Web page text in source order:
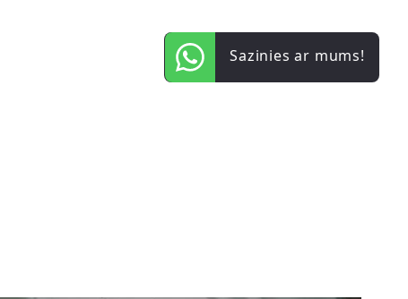
Saziniesar mums!